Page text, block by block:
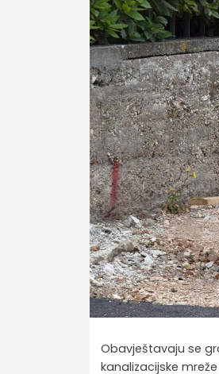
Obavještavaju se
kanalizacijske